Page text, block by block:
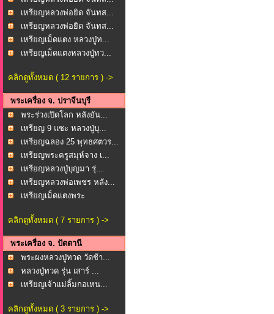
เหรียญหลวงพ่อยิด จันทส...
เหรียญหลวงพ่อยิด จันทส...
เหรียญเม็ดแตง หลวงปู่ท...
เหรียญเม็ดแตงหลวงปู่ทว...
คลิกดูทั้งหมด ( 12 รายการ ) ->
พระเครื่อง จ. ปราจีนบุรี
พระร่วงเปิดโลก หลังยัน...
เหรียญ 9 แซะ หลวงปู่บุ...
เหรียญฉลอง 25 พุทธศตวร...
เหรียญพระครูสมุห์จาง เ...
เหรียญหลวงปู่บุญมา รุ่...
เหรียญหลวงพ่อเพชร หลัง...
เหรียญเม็ดแตงพระ
คลิกดูทั้งหมด ( 7 รายการ ) ->
พระเครื่อง จ. ปัตตานี
พระผงหลวงปู่ทวด วัดช้า...
หลวงปู่ทวด รุ่น เสาร์ ...
เหรียญเจ้าแม่ลิ้มกอเหน...
คลิกดูทั้งหมด ( 3 รายการ ) ->